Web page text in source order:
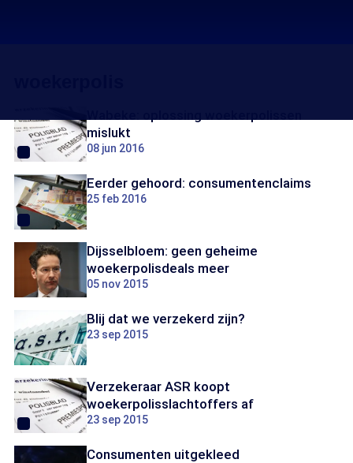
mislukt
08 jun 2016
Eerder gehoord: consumentenclaims
25 feb 2016
Dijsselbloem: geen geheime
woekerpolisdeals meer
05 nov 2015
Blij dat we verzekerd zijn?
23 sep 2015
Verzekeraar ASR koopt
woekerpolisslachtoffers af
23 sep 2015
Consumenten uitgekleed